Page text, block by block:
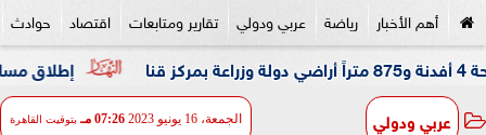
أهم الأخبار رياضة عربي ودولي تقارير ومتابعات اقتصاد حوادث
إطلاق مسابقة
عربي ودولي الجمعة، 16 يونيو 2023 07:26 مـ بتوقيت القاهرة